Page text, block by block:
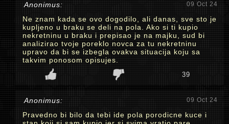
Anonimus: 09 Oct 24
Ne znam kada se ovo dogodilo, ali danas, sve sto je
kupljeno u braku se deli na pola. Ako si ti kupio
nekretninu u braku i prepisao je na majku, sud bi
analizirao tvoje poreklo novca za tu nekretninu
upravo da bi se izbegla ovakva situacija koju sa
takvim ponosom opisujes.
39
Anonimus: 09 Oct 24
Pravedno bi bilo da tebi ide pola porodicne kuce i